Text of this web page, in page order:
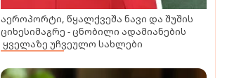
აეროპორტი, წყალქვეშა ნავი და შუშის
ციხესიმაგრე - ცნობილი ადამიანების
ყველაზე უჩვეულო სახლები